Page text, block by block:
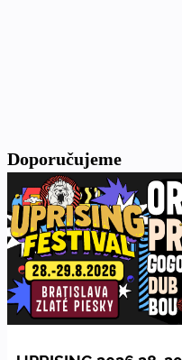
Doporučujeme